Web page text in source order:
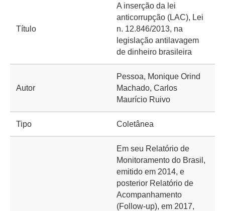
Título
A inserção da lei
anticorrupção (LAC), Lei
n. 12.846/2013, na
legislação antilavagem
de dinheiro brasileira
Autor
Pessoa, Monique Orind
Machado, Carlos
Maurício Ruivo
Tipo Coletânea
Em seu Relatório de
Monitoramento do Brasil,
emitido em 2014, e
posterior Relatório de
Acompanhamento
(Follow-up), em 2017,